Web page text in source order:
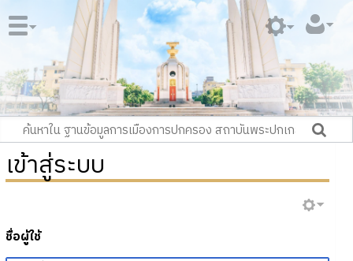
เข้าสู่ระบบ
ชื่อผู้ใช้